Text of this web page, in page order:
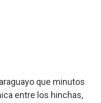
que minutos
entre los hinchas,